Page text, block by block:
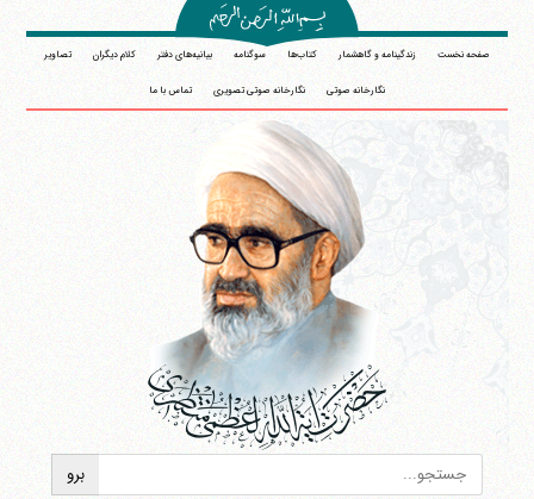
صفحه نخست زندگینامه و گاهشمار کتاب‌ها سوگنامه بیانیه‌های دفتر کلام دیگران تصاویر
نگارخانه صوتی نگارخانه صوتی تصویری تماس با ما